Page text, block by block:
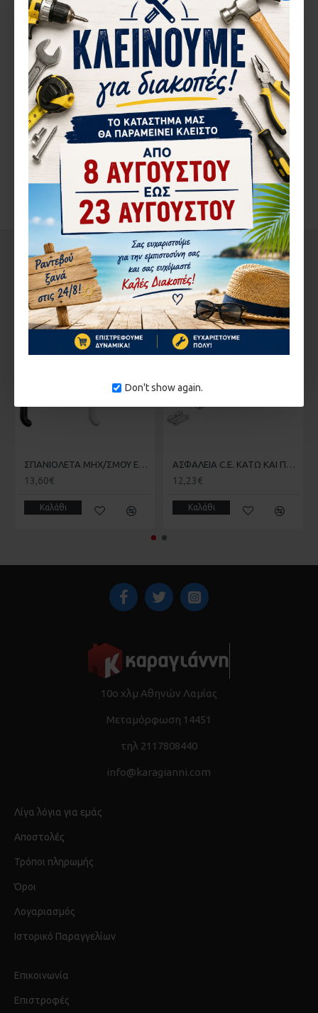
Don't show again.
ΑΕΡΟΠΛΑΝΑΚΙ ΑΛΟΥΜΙΝΙΟΥ TWIN GIESSE
7,99€ 2,62€
ΠΕΡΙΓΡΑ΄ΦΉ
ΚΙΤ ΜΗΧ/ΣΜΟΥ GIESSE
C.E.FUTURA 3D 130κιλών ΣΕΤ
ΕΞΑΡΤΗΜΑΤΩΝ ΑΣΗΜΙ
ΑΞΙΟΛΟΓΉΣΕΙΣ
ΔΕΊΤΕ ΑΚΌΜΑ ΑΠΌ ΤΟΝ ΊΔΙΟ ΚΑΤΑΣΚΕΥΑΣΤΉ
ΣΤΗΝ ΄ΙΔΙΑ ΚΑΤΗΓΟΡΊΑ
13,60€
Καλάθι
12,23€
Καλάθι
10ο χλμ Αθηνών Λαμίας
Μεταμόρφωση 14451
τηλ 2117808440
info@karagianni.com
Λίγα λόγια για εμάς
Αποστολές
Τρόποι πληρωμής
Όροι
Λογαριασμός
Ιστορικό Παραγγελίων
Επικοινωνία
Επιστροφές